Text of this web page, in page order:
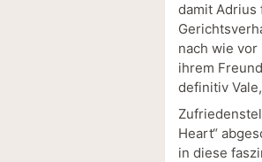
damit Adrius
nach wie vor
ihrem
definitiv
Heart“
in diese